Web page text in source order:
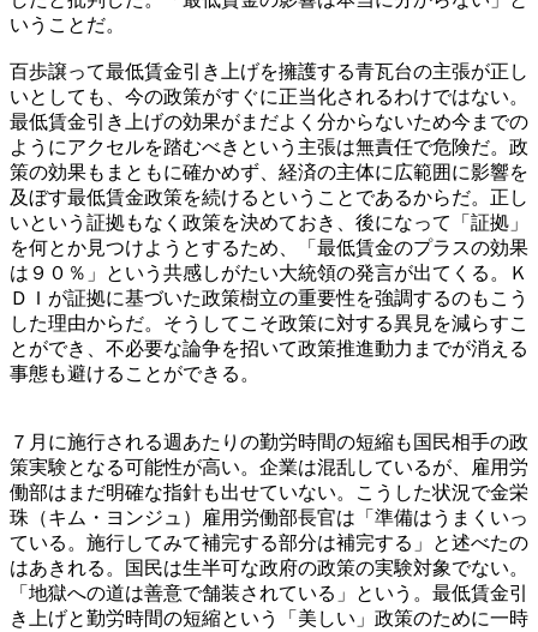
いうことだ。
百歩譲って最低賃金引き上げを擁護する青瓦台の主張が正し
いとしても、今の政策がすぐに正当化されるわけではない。
最低賃金引き上げの効果がまだよく分からないため今までの
ようにアクセルを踏むべきという主張は無責任で危険だ。政
策の効果もまともに確かめず、経済の主体に広範囲に影響を
及ぼす最低賃金政策を続けるということであるからだ。正し
いという証拠もなく政策を決めておき、後になって「証拠」
を何とか見つけようとするため、「最低賃金のプラスの効果
は９０％」という共感しがたい大統領の発言が出てくる。Ｋ
ＤＩが証拠に基づいた政策樹立の重要性を強調するのもこう
した理由からだ。そうしてこそ政策に対する異見を減らすこ
とができ、不必要な論争を招いて政策推進動力までが消える
事態も避けることができる。
７月に施行される週あたりの勤労時間の短縮も国民相手の政
策実験となる可能性が高い。企業は混乱しているが、雇用労
働部はまだ明確な指針も出せていない。こうした状況で金栄
珠（キム・ヨンジュ）雇用労働部長官は「準備はうまくいっ
ている。施行してみて補完する部分は補完する」と述べたの
はあきれる。国民は生半可な政府の政策の実験対象でない。
「地獄への道は善意で舗装されている」という。最低賃金引
き上げと勤労時間の短縮という「美しい」政策のために一時